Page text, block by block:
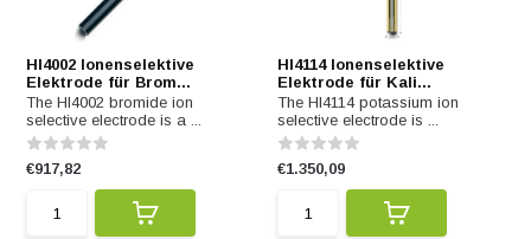
HI4002 Ionenselektive
Elektrode für Brom...
The HI4002 bromide ion
selective electrode is a ...
€917,82
HI4114 Ionenselektive
Elektrode für Kali...
The HI4114 potassium ion
selective electrode is ...
€1.350,09